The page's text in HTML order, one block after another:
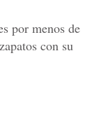
por menos de
con su